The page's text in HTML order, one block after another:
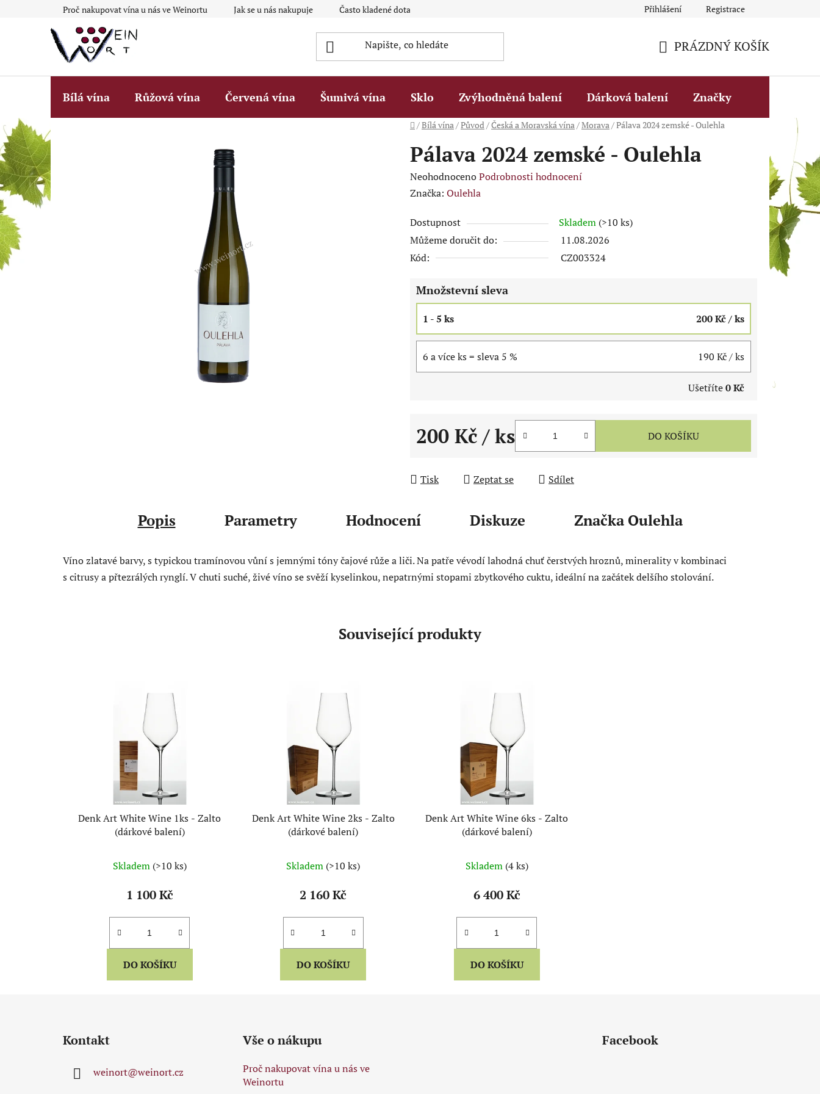
Proč nakupovat vína u nás ve Weinortu Jak se u nás nakupuje Často kladené dotazy Q&A Fakturační údaje
Přihlášení Registrace
KOŠÍK
PRÁZDNÝ KOŠÍK
Bílá vína Růžová vína Červená vína Šumivá vína Sklo Zvýhodněná balení Dárková balení Značky
Domů
/Bílá vína/Původ/Česká a Moravská vína/Morava/Pálava 2024 zemské - Oulehla
Pálava 2024 zemské - Oulehla
Průměrné
hodnocení
je
0,0
z
hvězdiček.
NeohodnocenoPodrobnosti hodnocení
Značka: Oulehla
Dostupnost Skladem (>10 ks)
Můžeme doručit do:
11.08.2026
Kód:
CZ003324
Množstevní sleva
1 - 5 ks 200 Kč/ ks
6 a více ks = sleva 5 % 190 Kč/ ks
Ušetříte0 Kč
200 Kč / ks DO KOŠÍKU
Tisk Zeptat se Sdílet
Popis Parametry Hodnocení Diskuze ZnačkaOulehla
Víno zlatavé barvy, s typickou tramínovou vůní s jemnými tóny čajové růže a liči. Na patře vévodí lahodná chuť čerstvých hroznů, minerality v kombinaci
s citrusy a přtezrálých rynglí. V chuti suché, živé víno se svěží kyselinkou, nepatrnými stopami zbytkového cuktu, ideální na začátek delšího stolování.
Související produkty
Denk Art White Wine 1ks - Zalto
(dárkové balení)
Skladem (>10 ks)
1 100 Kč
DO KOŠÍKU
Denk Art White Wine 2ks - Zalto
(dárkové balení)
Skladem (>10 ks)
2 160 Kč
DO KOŠÍKU
Denk Art White Wine 6ks - Zalto
(dárkové balení)
Skladem (4 ks)
6 400 Kč
DO KOŠÍKU
Kontakt
weinort@weinort.cz
Vše o nákupu
Proč nakupovat vína u nás ve
Weinortu
Facebook